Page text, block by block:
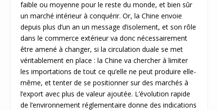
faible ou moyenne pour le reste du monde, et bien sûr
un marché intérieur à conquérir. Or, la Chine envoie
depuis plus d’un an un message d’isolement, et son rôle
dans le commerce extérieur va donc nécessairement
être amené à changer, si la circulation duale se met
véritablement en place : la Chine va chercher à limiter
les importations de tout ce qu’elle ne peut produire elle-
même, et tenter de se positionner sur des marchés à
l’export avec plus de valeur ajoutée. L’évolution rapide
de l’environnement réglementaire donne des indications